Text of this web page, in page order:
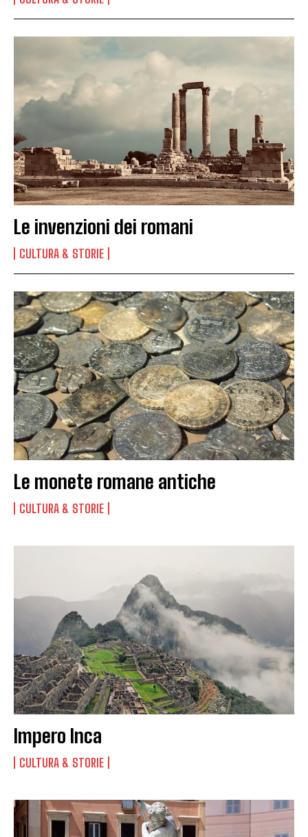
Le invenzioni dei romani
CULTURA & STORIE
Le monete romane antiche
CULTURA & STORIE
Impero Inca
CULTURA & STORIE